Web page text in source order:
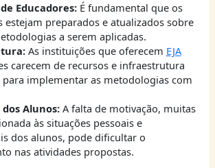
Educadores:É fundamental que os
estejam preparados e atualizados sobre
a serem aplicadas.
As instituições que oferecem EJA
carecem de recursos e infraestrutura
para implementar as metodologias com
Alunos:A falta de motivação, muitas
às situações pessoais e
dos alunos, pode dificultar o
nas atividades propostas.